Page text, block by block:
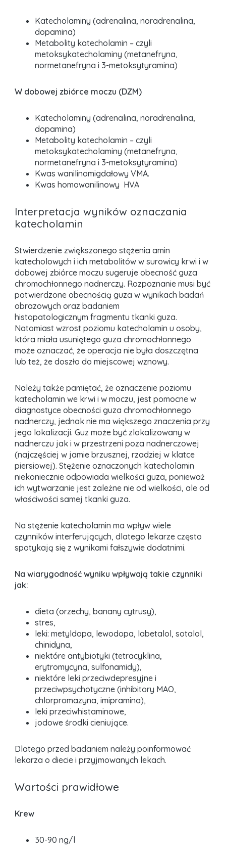
Katecholaminy (adrenalina, noradrenalina,
dopamina)
Metabolity katecholamin – czyli
metoksykatecholaminy (metanefryna,
normetanefryna i 3-metoksytyramina)
W dobowej zbiórce moczu (DZM)
Katecholaminy (adrenalina, noradrenalina,
dopamina)
Metabolity katecholamin – czyli
metoksykatecholaminy (metanefryna,
normetanefryna i 3-metoksytyramina)
Kwas wanilinomigdałowy VMA.
Kwas homowanilinowy HVA
Interpretacja wyników oznaczania
katecholamin
Stwierdzenie zwiększonego stężenia amin
katecholowych i ich metabolitów w surowicy krwi i w
dobowej zbiórce moczu sugeruje obecność guza
chromochłonnego nadnerczy. Rozpoznanie musi być
potwierdzone obecnością guza w wynikach badań
obrazowych oraz badaniem
histopatologicznym fragmentu tkanki guza.
Natomiast wzrost poziomu katecholamin u osoby,
która miała usuniętego guza chromochłonnego
może oznaczać, że operacja nie była doszczętna
lub też, że doszło do miejscowej wznowy.
Należy także pamiętać, że oznaczenie poziomu
katecholamin we krwi i w moczu, jest pomocne w
diagnostyce obecności guza chromochłonnego
nadnerczy, jednak nie ma większego znaczenia przy
jego lokalizacji. Guz może być zlokalizowany w
nadnerczu jak i w przestrzeni poza nadnerczowej
(najczęściej w jamie brzusznej, rzadziej w klatce
piersiowej). Stężenie oznaczonych katecholamin
niekoniecznie odpowiada wielkości guza, ponieważ
ich wytwarzanie jest zależne nie od wielkości, ale od
właściwości samej tkanki guza.
Na stężenie katecholamin ma wpływ wiele
czynników interferujących, dlatego lekarze często
spotykają się z wynikami fałszywie dodatnimi.
Na wiarygodność wyniku wpływają takie czynniki
jak:
dieta (orzechy, banany cytrusy),
stres,
leki: metyldopa, lewodopa, labetalol, sotalol,
chinidyna,
niektóre antybiotyki (tetracyklina,
erytromycyna, sulfonamidy),
niektóre leki przeciwdepresyjne i
przeciwpsychotyczne (inhibitory MAO,
chlorpromazyna, imipramina),
leki przeciwhistaminowe,
jodowe środki cieniujące.
Dlatego przed badaniem należy poinformować
lekarza o diecie i przyjmowanych lekach.
Wartości prawidłowe
Krew
30-90 ng/l